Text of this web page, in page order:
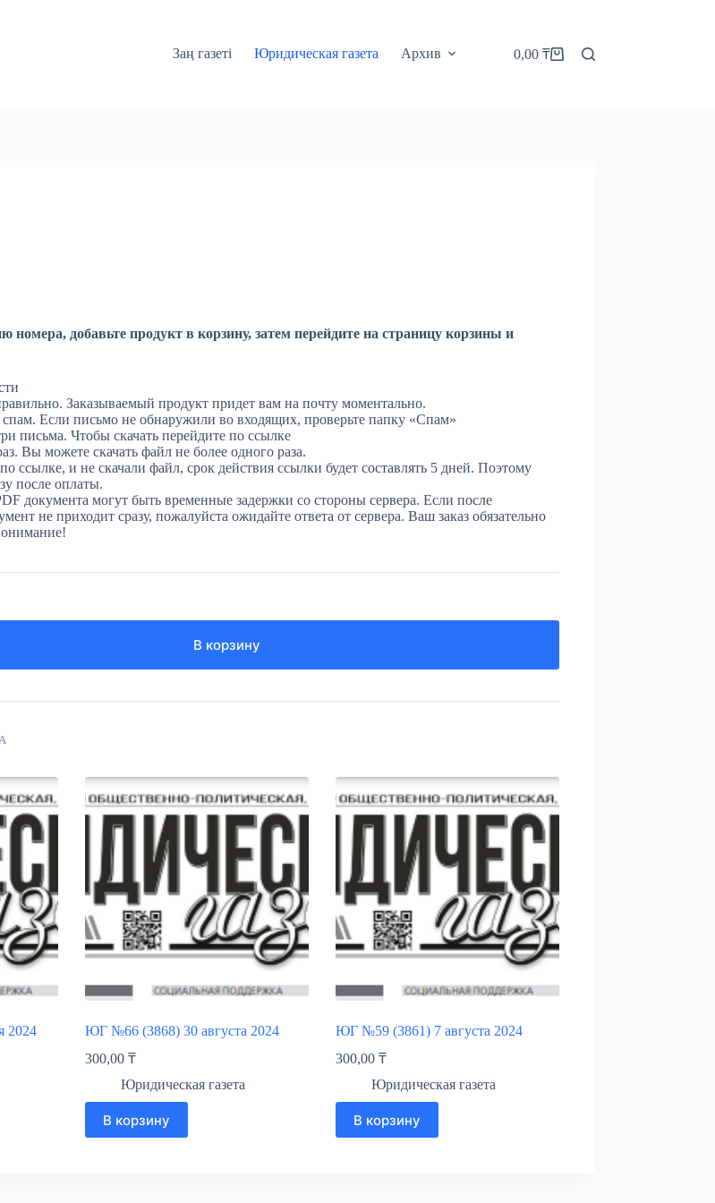
Заң газеті
Юридическая газета Архив Корзина
0,00 ₸
номера, добавьте продукт в корзину, затем перейдите на страницу корзины и
Заказываемый продукт придет вам на почту моментально.
спам. Если письмо не обнаружили во входящих, проверьте папку «Спам»
письма. Чтобы скачать перейдите по ссылке
Вы можете скачать файл не более одного раза.
ссылке, и не скачали файл, срок действия ссылки будет составлять 5 дней. Поэтому
после оплаты.
документа могут быть временные задержки со стороны сервера. Если после
не приходит сразу, пожалуйста ожидайте ответа от сервера. Ваш заказ обязательно
В корзину
2024
ЮГ №66 (3868) 30 августа 2024
300,00 ₸
Юридическая газета
В корзину
ЮГ №59 (3861) 7 августа 2024
300,00 ₸
Юридическая газета
В корзину